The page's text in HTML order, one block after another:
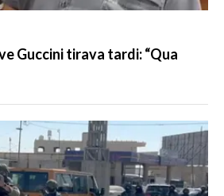
Guccini tirava tardi: “Qua